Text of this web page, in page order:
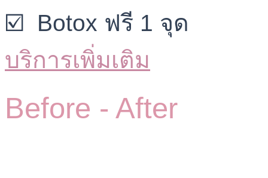
☑️ Botox ฟรี 1 จุด
บริการเพิ่มเติม
Before - After